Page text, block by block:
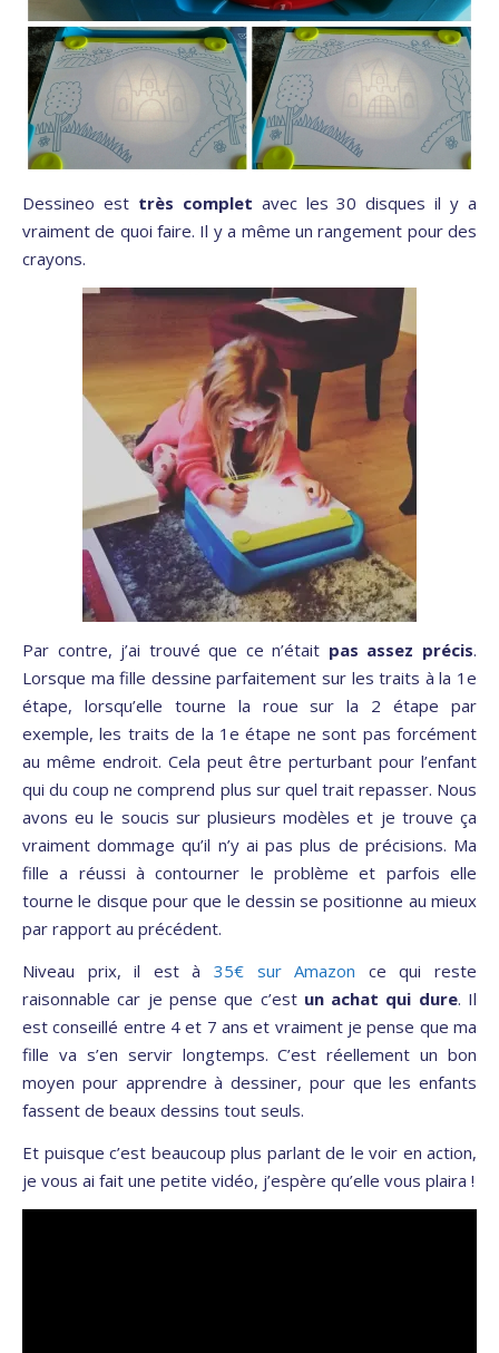
Dessineo est très complet avec les 30 disques il y a
vraiment de quoi faire. Il y a même un rangement pour des
crayons.
Par contre, j’ai trouvé que ce n’était pas assez précis.
Lorsque ma fille dessine parfaitement sur les traits à la 1e
étape, lorsqu’elle tourne la roue sur la 2 étape par
exemple, les traits de la 1e étape ne sont pas forcément
au même endroit. Cela peut être perturbant pour l’enfant
qui du coup ne comprend plus sur quel trait repasser. Nous
avons eu le soucis sur plusieurs modèles et je trouve ça
vraiment dommage qu’il n’y ai pas plus de précisions. Ma
fille a réussi à contourner le problème et parfois elle
tourne le disque pour que le dessin se positionne au mieux
par rapport au précédent.
Niveau prix, il est à 35€ sur Amazon ce qui reste
raisonnable car je pense que c’est un achat qui dure. Il
est conseillé entre 4 et 7 ans et vraiment je pense que ma
fille va s’en servir longtemps. C’est réellement un bon
moyen pour apprendre à dessiner, pour que les enfants
fassent de beaux dessins tout seuls.
Et puisque c’est beaucoup plus parlant de le voir en action,
je vous ai fait une petite vidéo, j’espère qu’elle vous plaira !